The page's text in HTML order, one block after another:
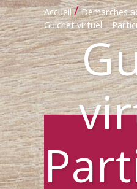
Accueil / Démarches
Guichet virtuel –